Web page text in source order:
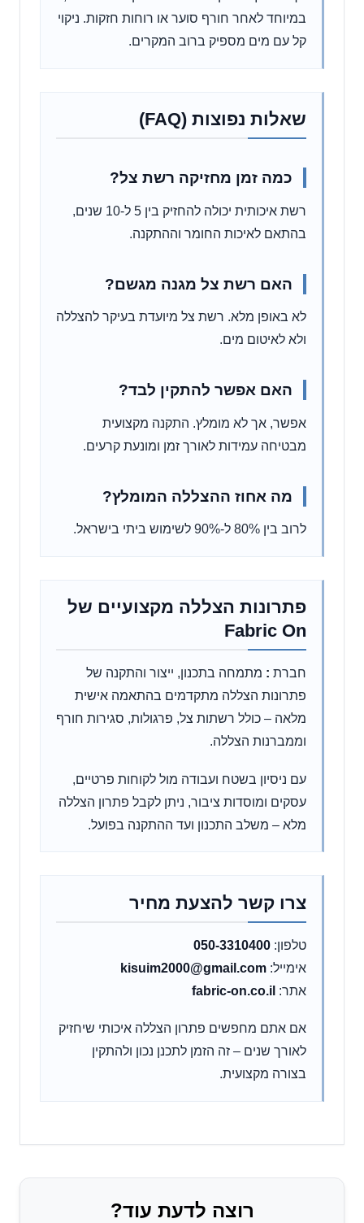
במיוחד לאחר חורף סוער או רוחות חזקות. ניקוי
קל עם מים מספיק ברוב המקרים.
שאלות נפוצות (FAQ)
כמה זמן מחזיקה רשת צל?
רשת איכותית יכולה להחזיק בין 5 ל-10 שנים,
בהתאם לאיכות החומר וההתקנה.
האם רשת צל מגנה מגשם?
לא באופן מלא. רשת צל מיועדת בעיקר להצללה
ולא לאיטום מים.
האם אפשר להתקין לבד?
אפשר, אך לא מומלץ. התקנה מקצועית
מבטיחה עמידות לאורך זמן ומונעת קרעים.
מה אחוז ההצללה המומלץ?
לרוב בין 80% ל-90% לשימוש ביתי בישראל.
פתרונות הצללה מקצועיים של
Fabric On
חברת : מתמחה בתכנון, ייצור והתקנה של
פתרונות הצללה מתקדמים בהתאמה אישית
מלאה – כולל רשתות צל, פרגולות, סגירות חורף
וממברנות הצללה.
עם ניסיון בשטח ועבודה מול לקוחות פרטיים,
עסקים ומוסדות ציבור, ניתן לקבל פתרון הצללה
מלא – משלב התכנון ועד ההתקנה בפועל.
צרו קשר להצעת מחיר
טלפון: 050-3310400
אימייל: kisuim2000@gmail.com
אתר: fabric-on.co.il
אם אתם מחפשים פתרון הצללה איכותי שיחזיק
לאורך שנים – זה הזמן לתכנן נכון ולהתקין
בצורה מקצועית.
רוצה לדעת עוד?